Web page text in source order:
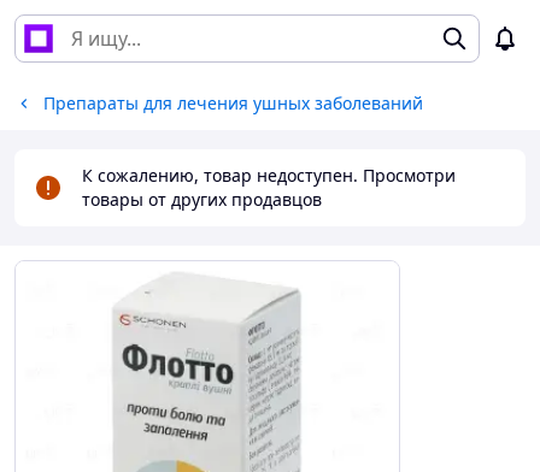
Препараты для лечения ушных заболеваний
К сожалению, товар недоступен. Просмотри
товары от других продавцов